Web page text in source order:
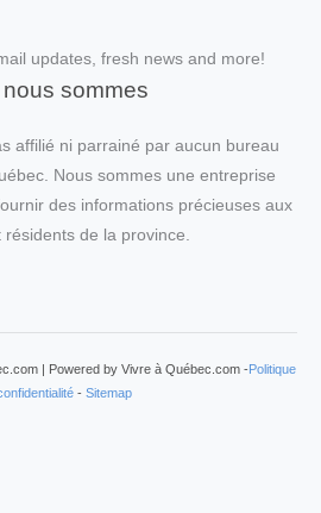
updates, fresh news and more!
nous sommes
affilié ni parrainé par aucun bureau
Nous sommes une entreprise
des informations précieuses aux
de la province.
| Powered by Vivre à Québec.com -Politique
- Sitemap